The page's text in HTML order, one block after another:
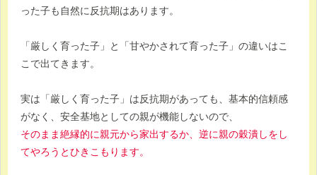
った子も自然に反抗期はあります。
「厳しく育った子」と「甘やかされて育った子」の違いはこ
こで出てきます。
実は「厳しく育った子」は反抗期があっても、基本的信頼感
がなく、安全基地としての親が機能しないので、
そのまま絶縁的に親元から家出するか、逆に親の穀潰しをし
てやろうとひきこもります。